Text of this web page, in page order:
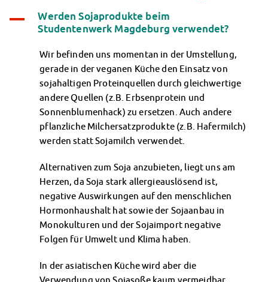
Klimabewusst essen
Mensa-FAQs
CampusCatering
MensaFeedback
AnsprechpartnerInnen
Wohnen
Wohnheime im Überblick
Wohnheime in Magdeburg
Wohnheime in Wernigerode
MIT einander – FÜR einander
Wohnheimtutoren
Schadensmeldung
Wohnen-FAQ
Dokumente
AnsprechpartnerInnen
Soziales & Beratung
Sozialberatung
A
Werden Sojaprodukte beim
Studentenwerk Magdeburg verwendet?
Wir befinden uns momentan in der Umstellung,
gerade in der veganen Küche den Einsatz von
sojahaltigen Proteinquellen durch gleichwertige
andere Quellen (z.B. Erbsenprotein und
Sonnenblumenhack) zu ersetzen. Auch andere
pflanzliche Milchersatzprodukte (z.B. Hafermilch)
werden statt Sojamilch verwendet.
Alternativen zum Soja anzubieten, liegt uns am
Herzen, da Soja stark allergieauslösend ist,
negative Auswirkungen auf den menschlichen
Hormonhaushalt hat sowie der Sojaanbau in
Monokulturen und der Sojaimport negative
Folgen für Umwelt und Klima haben.
In der asiatischen Küche wird aber die
Verwendung von Sojasoße kaum vermeidbar